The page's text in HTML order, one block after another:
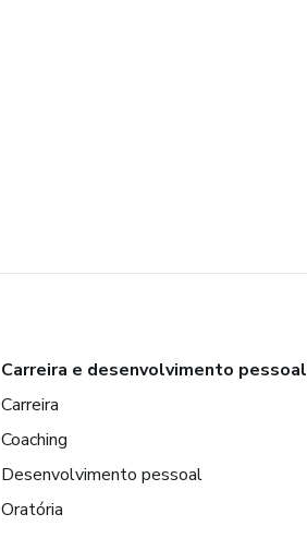
Carreira e desenvolvimento pessoal
Carreira
Coaching
Desenvolvimento pessoal
Oratória